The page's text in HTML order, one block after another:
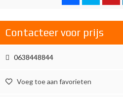
Contacteer voor prijs
0638448844
Voeg toe aan favorieten